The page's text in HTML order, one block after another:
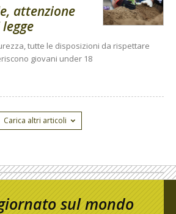
attenzione
tutte le disposizioni da rispettare
giovani under 18
Carica altri articoli
sul mondo